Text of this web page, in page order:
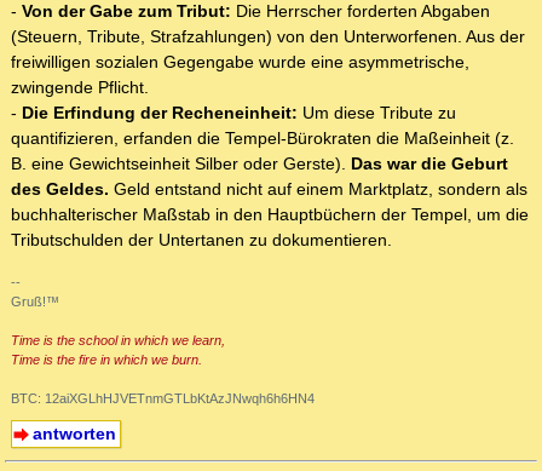
- Von der Gabe zum Tribut: Die Herrscher forderten Abgaben
(Steuern, Tribute, Strafzahlungen) von den Unterworfenen. Aus der
freiwilligen sozialen Gegengabe wurde eine asymmetrische,
zwingende Pflicht.
- Die Erfindung der Recheneinheit: Um diese Tribute zu
quantifizieren, erfanden die Tempel-Bürokraten die Maßeinheit (z.
B. eine Gewichtseinheit Silber oder Gerste). Das war die Geburt
des Geldes. Geld entstand nicht auf einem Marktplatz, sondern als
buchhalterischer Maßstab in den Hauptbüchern der Tempel, um die
Tributschulden der Untertanen zu dokumentieren.
--
Gruß!™
Time is the school in which we learn,
Time is the fire in which we burn.
BTC: 12aiXGLhHJVETnmGTLbKtAzJNwqh6h6HN4
antworten